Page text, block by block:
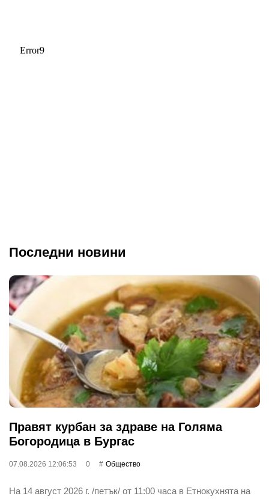
Последни новини
Правят курбан за здраве на Голяма
Богородица в Бургас
07.08.2026 12:06:53 0 Общество
На 14 август 2026 г. /петък/ от 11:00 часа в Етнокухнята на